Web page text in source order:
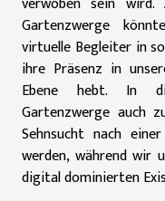
Gartenzwerge
virtuelle Begleiter in
ihre Präsenz in
Ebene hebt. In
Gartenzwerge auch
Sehnsucht nach
werden, während wir
digital dominierten